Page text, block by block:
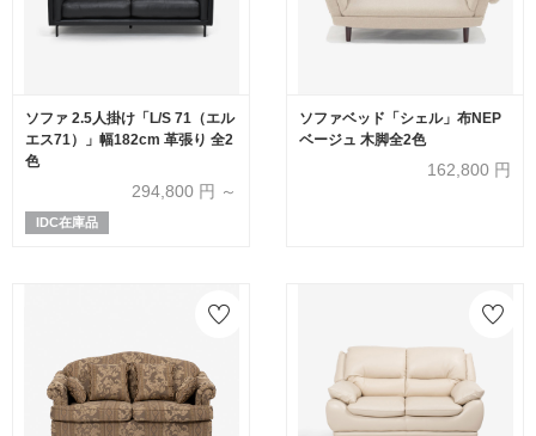
ソファ 2.5人掛け「L/S 71（エル
エス71）」幅182cm 革張り 全2
色
294,800 円 ～
IDC在庫品
ソファベッド「シェル」布NEP
ベージュ 木脚全2色
162,800 円